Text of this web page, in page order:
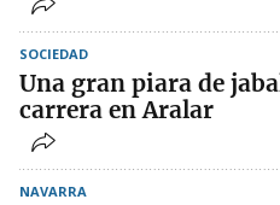
SOCIEDAD
Una gran piara de
carrera en Aralar
NAVARRA